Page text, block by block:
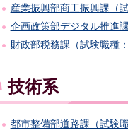
産業振興部商工振興課（
企画政策部デジタル推進
財政部税務課（試験職種：
技術系
都市整備部道路課（試験職